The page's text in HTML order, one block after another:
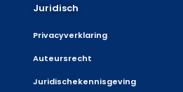
Juridisch
Privacyverklaring
Auteursrecht
Juridischekennisgeving